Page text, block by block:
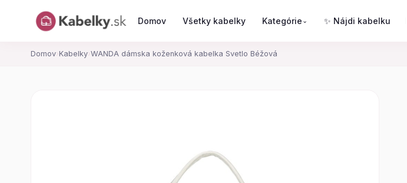
Domov Všetky kabelky Kategórie ⌄ ✨ Nájdi kabelku
Domov› Kabelky›WANDA dámska koženková kabelka Svetlo Béžová